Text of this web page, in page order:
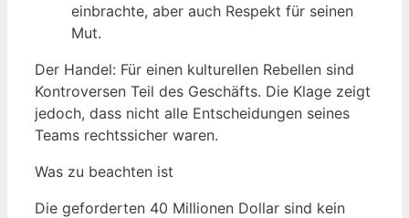
einbrachte, aber auch Respekt für seinen
Mut.
Der Handel: Für einen kulturellen Rebellen sind
Kontroversen Teil des Geschäfts. Die Klage zeigt
jedoch, dass nicht alle Entscheidungen seines
Teams rechtssicher waren.
Was zu beachten ist
Die geforderten 40 Millionen Dollar sind kein